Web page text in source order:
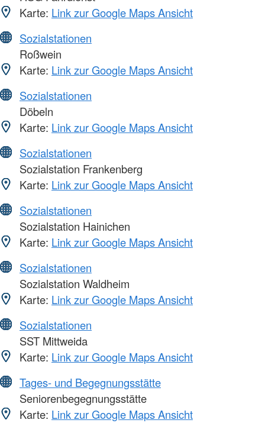
Karte: Link zur Google Maps Ansicht
Sozialstationen
Roßwein
Karte: Link zur Google Maps Ansicht
Sozialstationen
Döbeln
Karte: Link zur Google Maps Ansicht
Sozialstationen
Sozialstation Frankenberg
Karte: Link zur Google Maps Ansicht
Sozialstationen
Sozialstation Hainichen
Karte: Link zur Google Maps Ansicht
Sozialstationen
Sozialstation Waldheim
Karte: Link zur Google Maps Ansicht
Sozialstationen
SST Mittweida
Karte: Link zur Google Maps Ansicht
Tages- und Begegnungsstätte
Seniorenbegegnungsstätte
Karte: Link zur Google Maps Ansicht